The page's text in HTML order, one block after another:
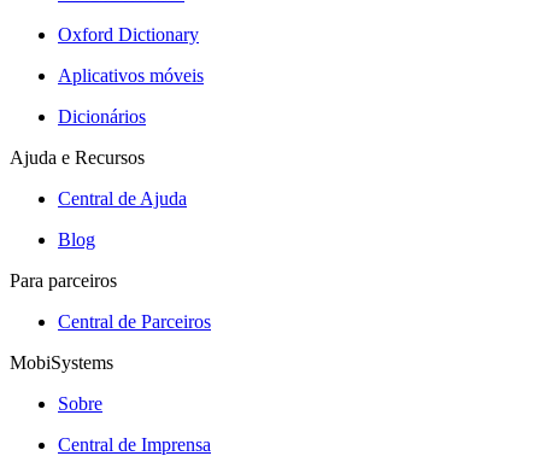
Oxford Dictionary
Aplicativos móveis
Dicionários
Ajuda e Recursos
Central de Ajuda
Blog
Para parceiros
Central de Parceiros
MobiSystems
Sobre
Central de Imprensa